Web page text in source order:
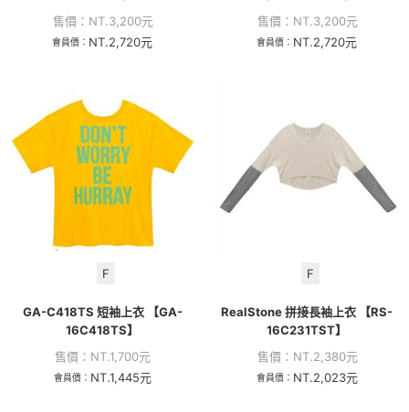
售價： NT.3,200元
會員價： NT.2,720元
售價： NT.3,200元
會員價： NT.2,720元
F
GA-C418TS 短袖上衣 【GA-
16C418TS】
售價： NT.1,700元
會員價： NT.1,445元
F
RealStone 拼接長袖上衣 【RS-
16C231TST】
售價： NT.2,380元
會員價： NT.2,023元